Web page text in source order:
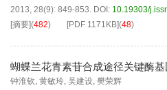
2013, 28(9): 849-853. DOI: 10.19303/
[摘要](482) [PDF 1171KB](48)
蝴蝶兰花青素苷合成途径关键酶
钟淮钦, 黄敏玲, 吴建设, 樊荣辉